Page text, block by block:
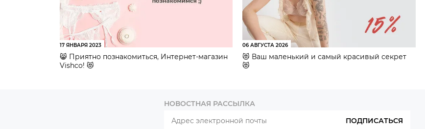
17 ЯНВАРЯ 2023
😸 Приятно познакомиться, Интернет-магазин
Vishco! 😻
06 АВГУСТА 2026
😻 Ваш маленький и самый красивый секрет
😻
НОВОСТНАЯ РАССЫЛКА
ПОДПИСАТЬСЯ